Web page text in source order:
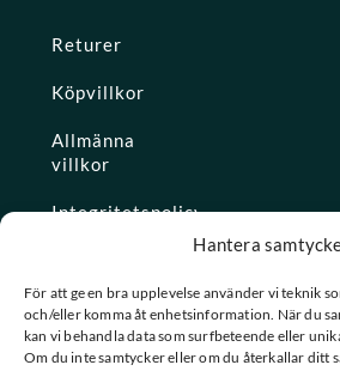
Hantera
För att ge en bra upplevelse använder vi teknik
och/eller komma åt enhetsinformation. När du
kan vi behandla data som surfbeteende eller
Om du inte samtycker eller om du återkallar ditt
Returer
Köpvillkor
Allmänna
villkor
Integritetspolicy
Konto